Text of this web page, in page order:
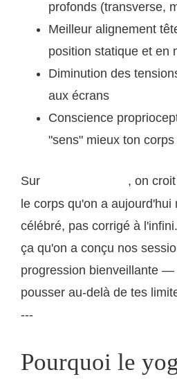
profonds (transverse,
Meilleur alignement
position statique et en
Diminution des
aux écrans
Conscience
"sens" mieux ton
Sur
, on
le corps qu'on a aujourd'hui
célébré, pas corrigé à
ça qu'on a conçu nos
progression bienveillante —
pousser au-delà de tes
---
Pourquoi le